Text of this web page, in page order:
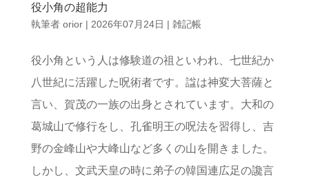
役小角の超能力
執筆者 orior| 2026年07月24日 | 雑記帳
役小角という人は修験道の祖といわれ、七世紀か
八世紀に活躍した呪術者です。諡は神変大菩薩と
言い、賀茂の一族の出身とされています。大和の
葛城山で修行をし、孔雀明王の呪法を習得し、吉
野の金峰山や大峰山など多くの山を開きました。
しかし、文武天皇の時に弟子の韓国連広足の讒言